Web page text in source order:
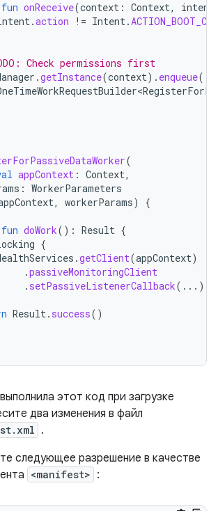
fun onReceive(context : Context, intent
.action != Intent.
Check permissions first
.getInstance(context). enqueue(
(
appContext : Context,
: WorkerParameters
, workerParams) {
fun doWork(): Result {
{
.getClient(appContext)
.passiveMonitoringClient
. setPassiveListenerCallback(...)
Result. success()
этот код при загрузке
два изменения в файл
.
следующее разрешение в качестве
<manifest> :